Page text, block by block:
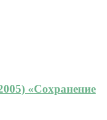
«Сохранение